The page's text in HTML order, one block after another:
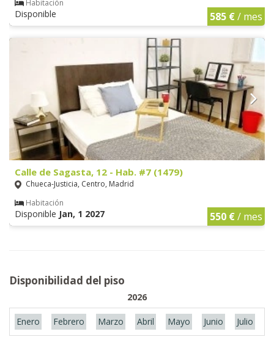
Habitación
Disponible 585 €/ mes
Calle de Sagasta, 12 - Hab. #7 (1479)
Chueca-Justicia, Centro, Madrid
Habitación
Disponible Jan, 1 2027 550 €/ mes
Disponibilidad del piso
2026
Enero Febrero Marzo Abril Mayo Junio Julio